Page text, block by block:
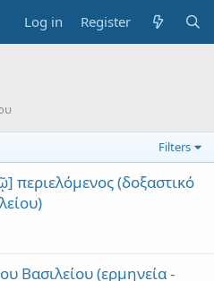
Log in Register
Filters
περιελόμενος (δοξαστικό
Βασιλείου (ερμηνεία -